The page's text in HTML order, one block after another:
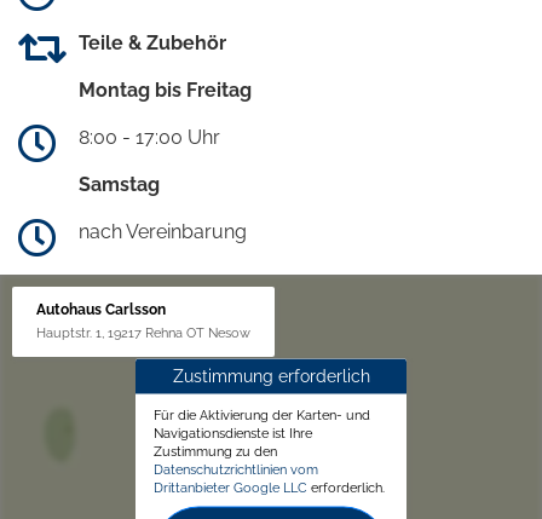
Teile & Zubehör
Montag bis Freitag
8:00 - 17:00 Uhr
Samstag
nach Vereinbarung
Autohaus Carlsson
Hauptstr. 1, 19217 Rehna OT Nesow
Zustimmung erforderlich
Für die Aktivierung der Karten- und
Navigationsdienste ist Ihre
Zustimmung zu den
Datenschutzrichtlinien vom
Drittanbieter Google LLC erforderlich.